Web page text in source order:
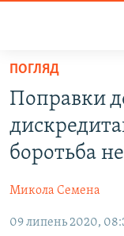
Перейти
основного
матеріалу
Перейти
до
основної
Перейти
ВОДА.КРИМ
ВІДЕО ТА ФОТО
БЛОГИ
ПОГЛЯД
ПОГЛЯД
Поправки
боротьба
Микола Семена
09 липень 2020,